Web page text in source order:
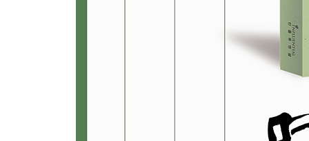
_ 고령화사회가 아닌 치매사회에 대비하라
3초에 한 명, 한 시간에 1200명씩 늘고 있는 것.